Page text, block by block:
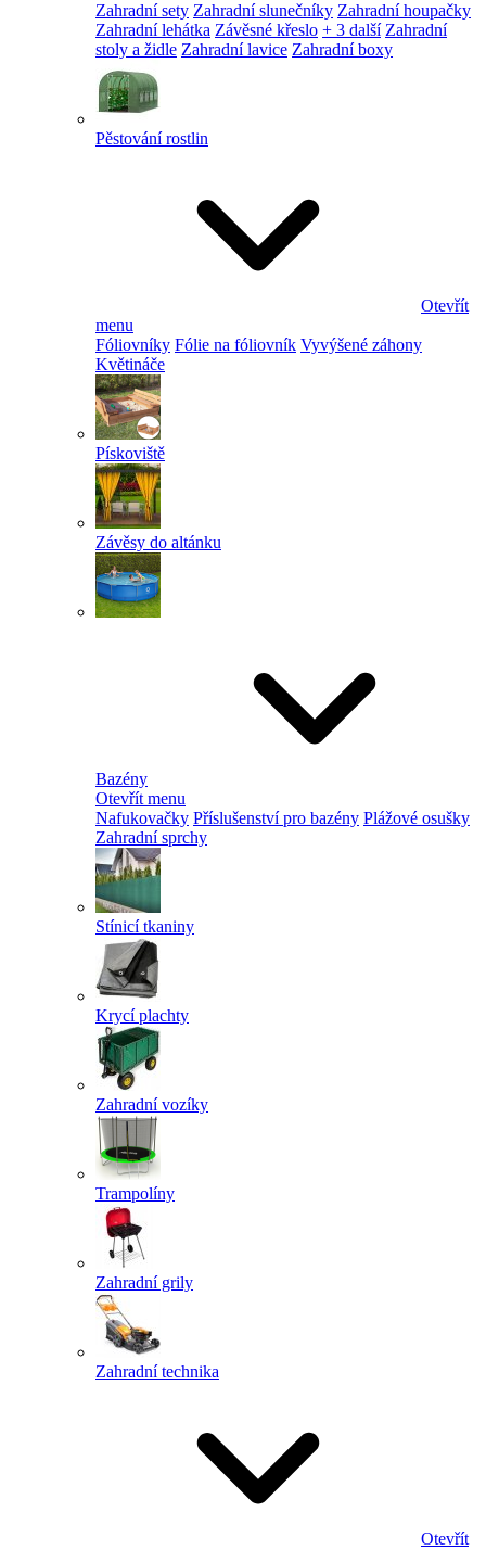
Zahradní sety Zahradní slunečníky Zahradní houpačky
Zahradní lehátka Závěsné křeslo + 3 další Zahradní
stoly a židle Zahradní lavice Zahradní boxy
Pěstování rostlin
Otevřít
menu
Fóliovníky Fólie na fóliovník Vyvýšené záhony
Květináče
Pískoviště
Závěsy do altánku
Bazény
Otevřít menu
Nafukovačky Příslušenství pro bazény Plážové osušky
Zahradní sprchy
Stínicí tkaniny
Krycí plachty
Zahradní vozíky
Trampolíny
Zahradní grily
Zahradní technika
Otevřít